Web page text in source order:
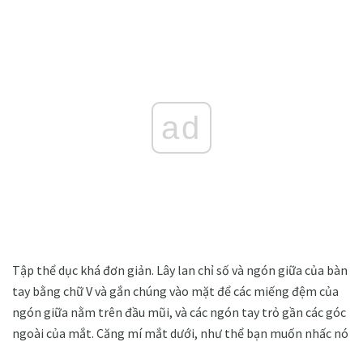
ad
Tập thể dục khá đơn giản. Lây lan chỉ số và ngón giữa của bàn
tay bằng chữ V và gắn chúng vào mặt để các miếng đệm của
ngón giữa nằm trên đầu mũi, và các ngón tay trỏ gần các góc
ngoài của mắt. Căng mí mắt dưới, như thể bạn muốn nhấc nó